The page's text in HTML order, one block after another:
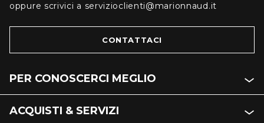
oppure scrivici a servizioclienti@marionnaud.it
CONTATTACI
PER CONOSCERCI MEGLIO
ACQUISTI & SERVIZI